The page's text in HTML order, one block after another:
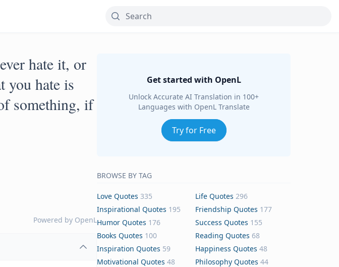
hate it, or
you hate is
something, if
Powered by OpenL
Get started with OpenL
Unlock Accurate AI Translation in 100+
Languages with OpenL Translate
Try for Free
BROWSE BY TAG
Love Quotes 335 Life Quotes 296
Inspirational Quotes 195 Friendship Quotes 177
Humor Quotes 176 Success Quotes 155
Books Quotes 100 Reading Quotes 68
Inspiration Quotes 59 Happiness Quotes 48
Motivational Quotes 48 Philosophy Quotes 44